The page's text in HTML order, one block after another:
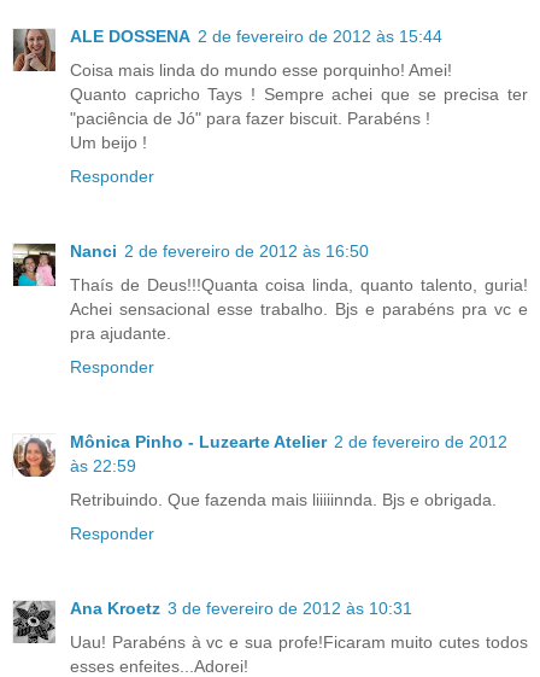
ALE DOSSENA 2 de fevereiro de 2012 às 15:44
Coisa mais linda do mundo esse porquinho! Amei!
Quanto capricho Tays ! Sempre achei que se precisa ter
"paciência de Jó" para fazer biscuit. Parabéns !
Um beijo !
Responder
Nanci 2 de fevereiro de 2012 às 16:50
Thaís de Deus!!!Quanta coisa linda, quanto talento, guria!
Achei sensacional esse trabalho. Bjs e parabéns pra vc e
pra ajudante.
Responder
Mônica Pinho - Luzearte Atelier 2 de fevereiro de 2012
às 22:59
Retribuindo. Que fazenda mais liiiiinnda. Bjs e obrigada.
Responder
Ana Kroetz 3 de fevereiro de 2012 às 10:31
Uau! Parabéns à vc e sua profe!Ficaram muito cutes todos
esses enfeites...Adorei!